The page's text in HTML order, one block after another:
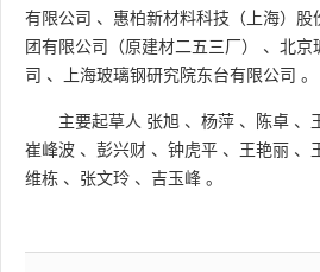
有限公司 、 惠柏新材料科技（上海）股
团有限公司（原建材二五三厂）
、 北京
司 、 上海玻璃钢研究院东台有限公司 。
主要起草人 张旭 、 杨萍 、 陈卓 、
崔峰波 、 彭兴财 、 钟虎平 、 王艳丽 、
维栋 、 张文玲 、 吉玉峰 。